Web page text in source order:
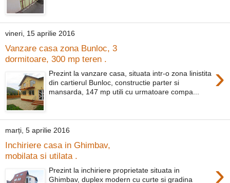
vineri, 15 aprilie 2016
Vanzare casa zona Bunloc, 3
dormitoare, 300 mp teren .
›
Prezint la vanzare casa, situata intr-o zona linistita
din cartierul Bunloc, constructie parter si
mansarda, 147 mp utili cu urmatoare compa...
marți, 5 aprilie 2016
Inchiriere casa in Ghimbav,
mobilata si utilata .
›
Prezint la inchiriere proprietate situata in
Ghimbav, duplex modern cu curte si gradina